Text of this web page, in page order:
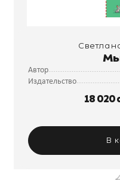
Автор
Издательство
18 020
В